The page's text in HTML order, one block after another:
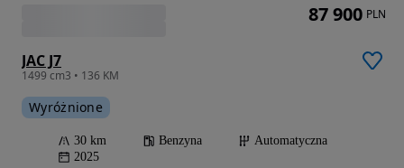
JAC J7
1499 cm3 • 136 KM
Wyróżnione
30 km Benzyna
Automatyczna
2025
87 900 PLN